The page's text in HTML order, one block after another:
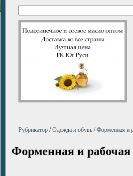
Рубрикатор /Одежда и обувь /Форменная и
Форменная и рабочая